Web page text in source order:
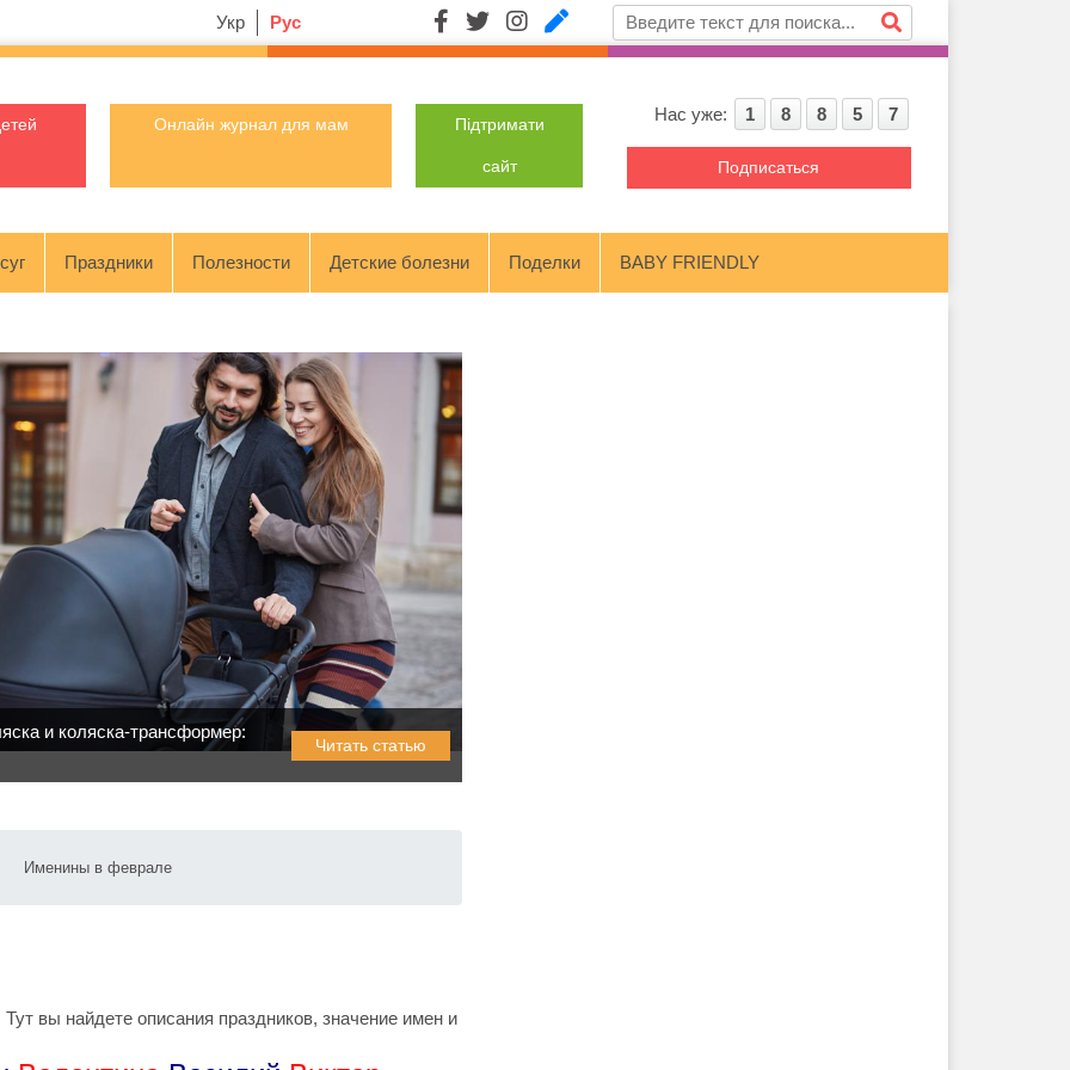
Укр Рус
Онлайн журнал для мам Підтримати
сайт
Нас уже: 1 8 8 5 7
Подписаться
Праздники Полезности Детские болезни Поделки BABY FRIENDLY
и коляска-трансформер:
Читать статью
Именины в феврале
вы найдете описания праздников, значение имен и